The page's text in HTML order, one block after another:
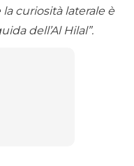
curiosità laterale è
dell’Al Hilal”.